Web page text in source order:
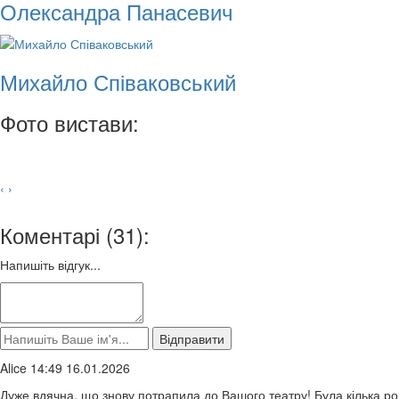
Олександра Панасевич
Михайло Співаковський
Фото вистави:
‹ ›
Коментарі (31):
Напишіть відгук...
Alice 14:49 16.01.2026
Дуже вдячна, що знову потрапила до Вашого театру! Була кілька